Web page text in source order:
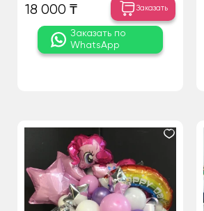
18 000 ₸ Заказать
Заказать по
WhatsApp